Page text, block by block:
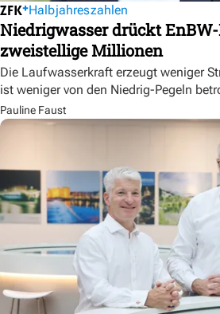
Halbjahreszahlen
Niedrigwasser drückt
zweistellige Millionen
Die Laufwasserkraft erzeugt weniger
ist weniger von den Niedrig-Pegeln
Pauline Faust